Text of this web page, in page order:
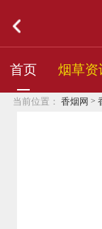
首页 烟草资
当前位置： 香烟网 >